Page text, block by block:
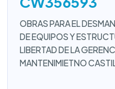
OBRAS PARA EL
DE EQUIPOS Y
LIBERTAD DE LA
MANTENIMIETNO